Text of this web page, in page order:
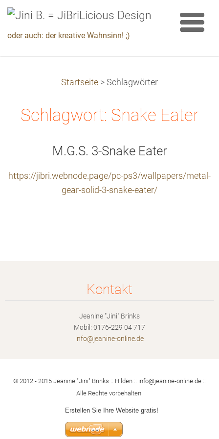
oder auch: der kreative Wahnsinn! ;)
Startseite > Schlagwörter
Schlagwort: Snake Eater
M.G.S. 3-Snake Eater
https://jibri.webnode.page/pc-ps3/wallpapers/metal-
gear-solid-3-snake-eater/
Kontakt
Jeanine "Jini" Brinks
Mobil: 0176-229 04 717
info@jeanine-onl ine.de
© 2012 - 2015 Jeanine "Jini" Brinks :: Hilden :: info@jeanine-online.de ::
Alle Rechte vorbehalten.
Erstellen Sie Ihre Website gratis!